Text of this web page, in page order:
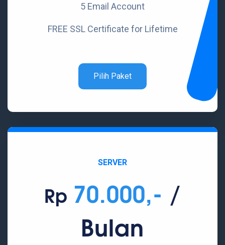
5 Email Account
FREE SSL Certificate for Lifetime
Pilih Paket
SERVER
Rp 70.000,- /
Bulan